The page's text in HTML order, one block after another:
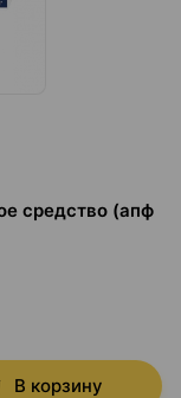
средство (апф
В корзину